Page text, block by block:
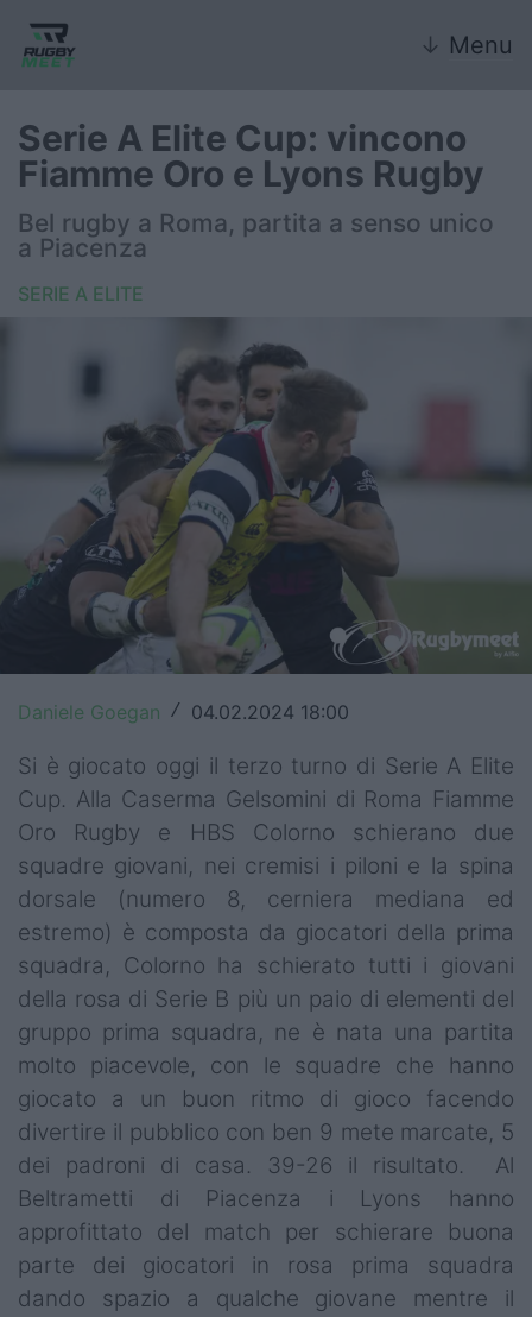
↓ Menu
Nazionali giovanili
Rugby Sevens
6 Nazioni
United Rugby Championship
Top14
Premiership
Champions Cup
Challenge Cup
World Rugby
Rugby World Cup
Super Rugby
Rugby in TV
Mercato
Serie A Elite
Campionati
Serie A
Serie B
Serie C
Femminile
Serie A Elite Cup: vincono
Fiamme Oro e Lyons Rugby
Bel rugby a Roma, partita a senso unico
a Piacenza
SERIE A ELITE
Daniele Goegan / 04.02.2024 18:00
Si è giocato oggi il terzo turno di Serie A Elite
Cup. Alla Caserma Gelsomini di Roma Fiamme
Oro Rugby e HBS Colorno schierano due
squadre giovani, nei cremisi i piloni e la spina
dorsale (numero 8, cerniera mediana ed
estremo) è composta da giocatori della prima
squadra, Colorno ha schierato tutti i giovani
della rosa di Serie B più un paio di elementi del
gruppo prima squadra, ne è nata una partita
molto piacevole, con le squadre che hanno
giocato a un buon ritmo di gioco facendo
divertire il pubblico con ben 9 mete marcate, 5
dei padroni di casa. 39-26 il risultato. Al
Beltrametti di Piacenza i Lyons hanno
approfittato del match per schierare buona
parte dei giocatori in rosa prima squadra
dando spazio a qualche giovane mentre il